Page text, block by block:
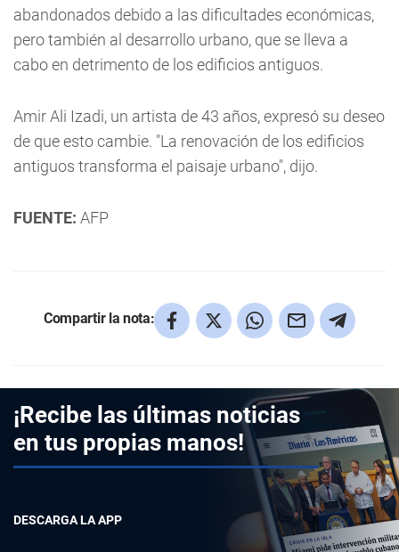
abandonados debido a las dificultades económicas,
pero también al desarrollo urbano, que se lleva a
cabo en detrimento de los edificios antiguos.
Amir Ali Izadi, un artista de 43 años, expresó su deseo
de que esto cambie. "La renovación de los edificios
antiguos transforma el paisaje urbano", dijo.
FUENTE: AFP
Compartir la nota:
¡Recibe las últimas noticias
en tus propias manos!
DESCARGA LA APP